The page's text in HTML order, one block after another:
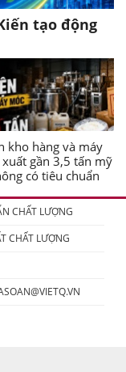
tạo động
kho hàng và máy
gần 3,5 tấn mỹ
có tiêu chuẩn
CHẤT LƯỢNG
CHẤT LƯỢNG